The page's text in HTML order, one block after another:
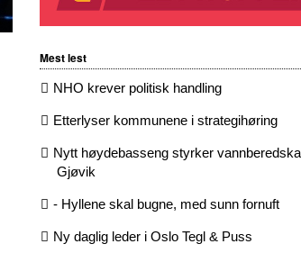
Mest lest
NHO krever politisk handling
Etterlyser kommunene i strategihøring
Nytt høydebasseng styrker
Gjøvik
- Hyllene skal bugne, med sunn fornuft
Ny daglig leder i Oslo Tegl & Puss